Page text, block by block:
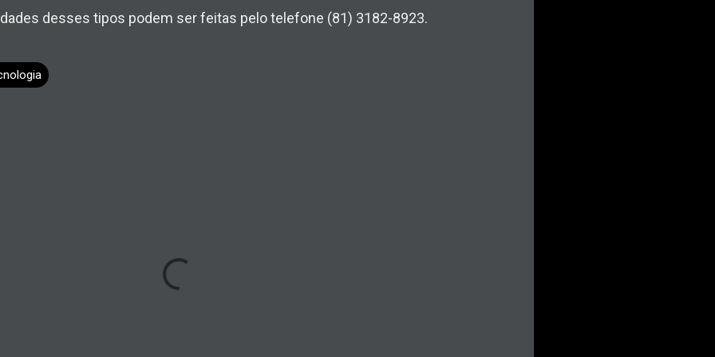
desses tipos podem ser feitas pelo telefone (81) 3182-8923.